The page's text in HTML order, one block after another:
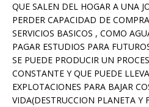
QUE SALEN DEL HOGAR A UNA
PERDER CAPACIDAD DE
SERVICIOS BASICOS , COMO
PAGAR ESTUDIOS PARA
SE PUEDE PRODUCIR UN
CONSTANTE Y QUE PUEDE
EXPLOTACIONES PARA BAJAR
VIDA(DESTRUCCION PLANETA Y